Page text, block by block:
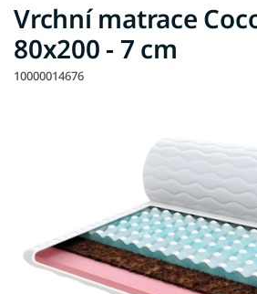
Vrchní matrace
80x200 - 7 cm
10000014676